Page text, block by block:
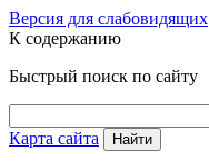
Версия для слабовидящих
К содержанию
Быстрый поиск по сайту
Карта сайта Найти